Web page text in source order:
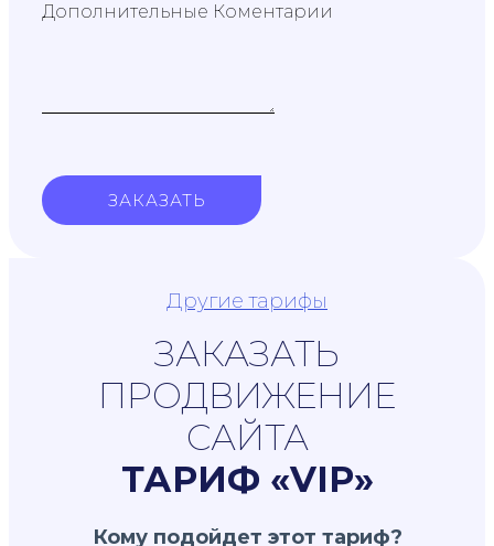
Дополнительные Коментарии
ЗАКАЗАТЬ
Другие тарифы
ЗАКАЗАТЬ
ПРОДВИЖЕНИЕ
САЙТА
ТАРИФ «VIP»
Кому подойдет этот тариф?